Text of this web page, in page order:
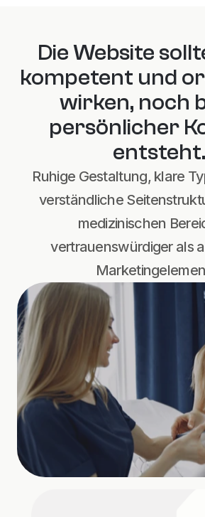
Die Website
kompetent und
wirken, noch
persönlicher
entsteht.
Ruhige Gestaltung, klare
verständliche
medizinischen
vertrauenswürdiger als